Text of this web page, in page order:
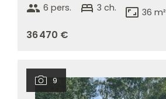
group 6 pers. bed 3 ch. aspect_ratio 36 m²
36 470 €
9